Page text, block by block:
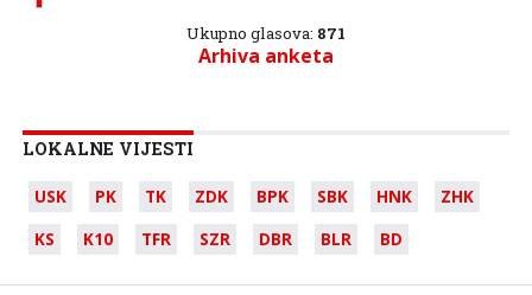
Ukupno glasova: 871
Arhiva anketa
LOKALNE VIJESTI
USK PK TK ZDK BPK SBK HNK
ZHK
KS
K10 TFR SZR DBR BLR BD